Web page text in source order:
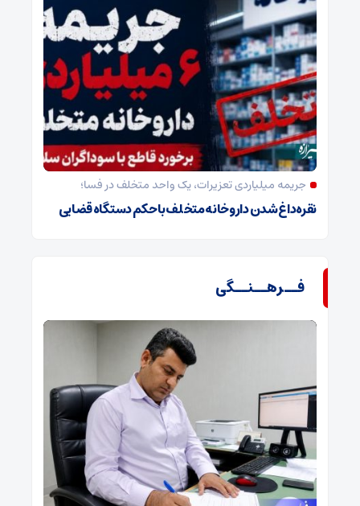
جریمه میلیاردی تعزیرات، یک واحد متخلف در فسا؛
نقره‌داغ شدن داروخانه متخلف با حکم دستگاه قضایی
فــرهــنــگی